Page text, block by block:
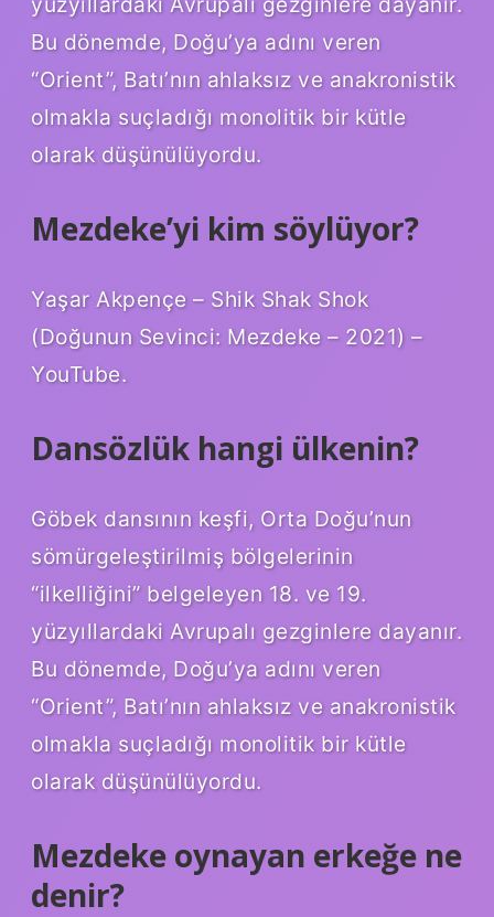
Bu dönemde, Doğu’ya adını veren
“Orient”, Batı’nın ahlaksız ve anakronistik
olmakla suçladığı monolitik bir kütle
olarak düşünülüyordu.
Mezdeke’yi kim söylüyor?
Yaşar Akpençe – Shik Shak Shok
(Doğunun Sevinci: Mezdeke – 2021) –
YouTube.
Dansözlük hangi ülkenin?
Göbek dansının keşfi, Orta Doğu’nun
sömürgeleştirilmiş bölgelerinin
“ilkelliğini” belgeleyen 18. ve 19.
yüzyıllardaki Avrupalı ​​gezginlere dayanır.
Bu dönemde, Doğu’ya adını veren
“Orient”, Batı’nın ahlaksız ve anakronistik
olmakla suçladığı monolitik bir kütle
olarak düşünülüyordu.
Mezdeke oynayan erkeğe ne
denir?